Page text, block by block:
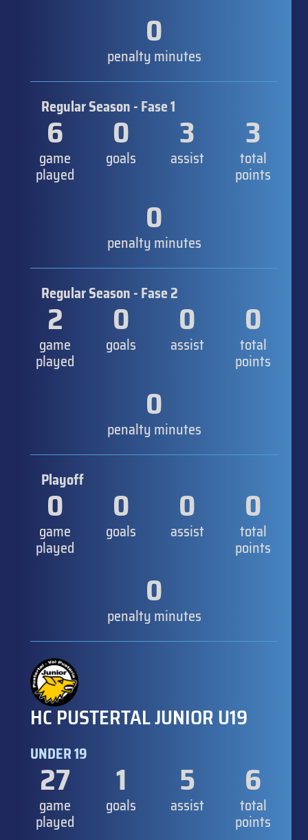
0
penalty minutes
Regular Season - Fase 1
6
game
played
0
goals
3
assist
3
total
points
0
penalty minutes
Regular Season - Fase 2
2
game
played
0
goals
0
assist
0
total
points
0
penalty minutes
Playoff
0
game
played
0
goals
0
assist
0
total
points
0
penalty minutes
HC PUSTERTAL JUNIOR U19
UNDER 19
27
game
played
1
goals
5
assist
6
total
points